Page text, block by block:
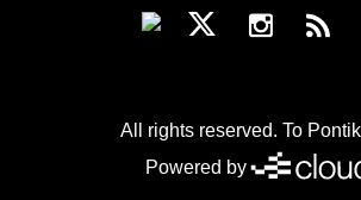
All rights reserved. To
Powered by